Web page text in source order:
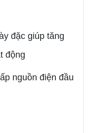
đặc giúp tăng
động
nguồn điện đầu